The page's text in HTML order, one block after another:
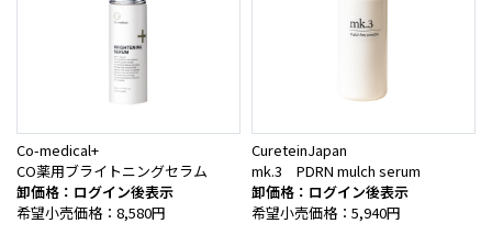
Co-medical+
CO薬用ブライトニングセラム
卸価格：ログイン後表示
希望小売価格：8,580円
CureteinJapan
mk.3 PDRN mulch serum
卸価格：ログイン後表示
希望小売価格：5,940円